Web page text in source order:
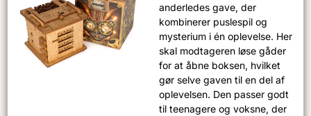
anderledes gave, der
kombinerer puslespil og
mysterium i én oplevelse. Her
skal modtageren løse gåder
for at åbne boksen, hvilket
gør selve gaven til en del af
oplevelsen. Den passer godt
til teenagere og voksne, der